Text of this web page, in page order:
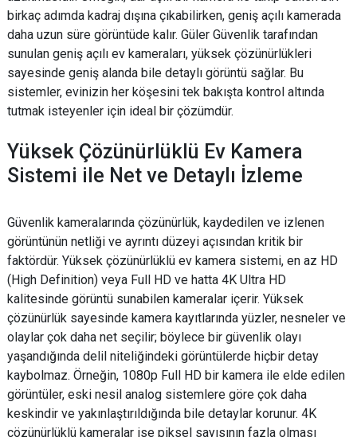
birkaç adımda kadraj dışına çıkabilirken, geniş açılı kamerada
daha uzun süre görüntüde kalır. Güler Güvenlik tarafından
sunulan geniş açılı ev kameraları, yüksek çözünürlükleri
sayesinde geniş alanda bile detaylı görüntü sağlar. Bu
sistemler, evinizin her köşesini tek bakışta kontrol altında
tutmak isteyenler için ideal bir çözümdür.
Yüksek Çözünürlüklü Ev Kamera
Sistemi ile Net ve Detaylı İzleme
Güvenlik kameralarında çözünürlük, kaydedilen ve izlenen
görüntünün netliği ve ayrıntı düzeyi açısından kritik bir
faktördür. Yüksek çözünürlüklü ev kamera sistemi, en az HD
(High Definition) veya Full HD ve hatta 4K Ultra HD
kalitesinde görüntü sunabilen kameralar içerir. Yüksek
çözünürlük sayesinde kamera kayıtlarında yüzler, nesneler ve
olaylar çok daha net seçilir; böylece bir güvenlik olayı
yaşandığında delil niteliğindeki görüntülerde hiçbir detay
kaybolmaz. Örneğin, 1080p Full HD bir kamera ile elde edilen
görüntüler, eski nesil analog sistemlere göre çok daha
keskindir ve yakınlaştırıldığında bile detaylar korunur. 4K
çözünürlüklü kameralar ise piksel sayısının fazla olması